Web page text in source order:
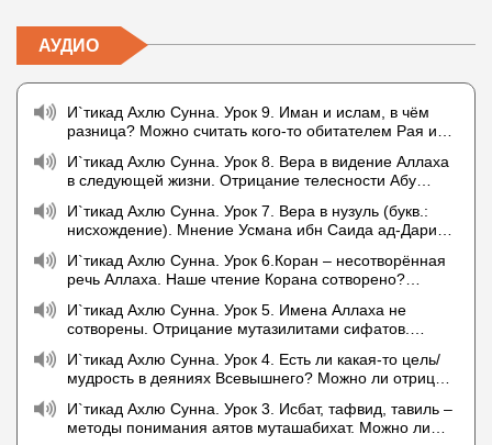
АУДИО
И`тикад Ахлю Сунна. Урок 9. Иман и ислам, в чём
разница? Можно считать кого-то обитателем Рая или
И`тикад Ахлю Сунна. Урок 8. Вера в видение Аллаха
в следующей жизни. Отрицание телесности Абу
Усмана ибн Саида ад-Дарими. Иман – это слова,
дела и познание
И`тикад Ахлю Сунна. Урок 7. Вера в нузуль (букв.:
нисхождение). Мнение Усмана ибн Саида ад-Дарими
описывается физическим движением?
И`тикад Ахлю Сунна. Урок 6.Коран – несотворённая
речь Аллаха. Наше чтение Корана сотворено?
И`тикад Ахлю Сунна. Урок 5. Имена Аллаха не
сотворены. Отрицание мутазилитами сифатов.
И`тикад Ахлю Сунна. Урок 4. Есть ли какая-то цель/
мудрость в деяниях Всевышнего? Можно ли отрицать
не пришло в Коране и Сунне? Концепция ибн
Таймийи
И`тикад Ахлю Сунна. Урок 3. Исбат, тафвид, тавиль –
методы понимания аятов муташабихат. Можно ли